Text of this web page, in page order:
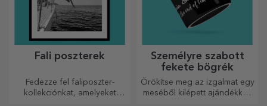
Fali poszterek
Fedezze fel faliposzter-
kollekciónkat, amelyeket
Személyre szabott
fekete bögrék
Örökítse meg az izgalmat egy
meséből kilépett ajándékkal!